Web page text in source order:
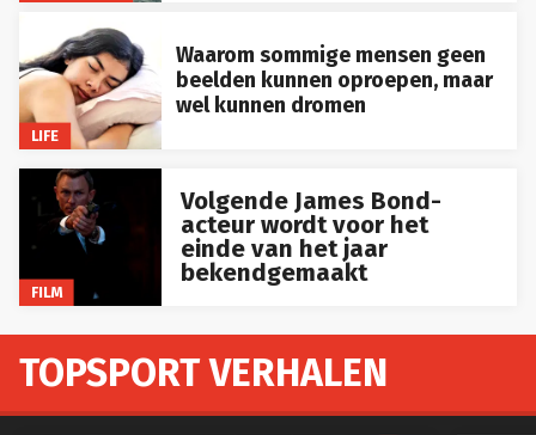
LIFE
Waarom sommige mensen geen
beelden kunnen oproepen, maar
wel kunnen dromen
FILM
Volgende James Bond-
acteur wordt voor het
einde van het jaar
bekendgemaakt
TOPSPORT VERHALEN